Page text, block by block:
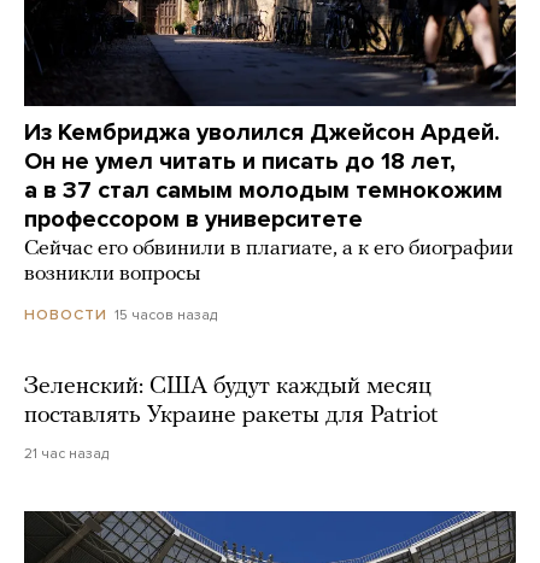
Из Кембриджа уволился Джейсон Ардей.
Он не умел читать и писать до 18 лет,
а в 37 стал самым молодым темнокожим
профессором в университете
Сейчас его обвинили в плагиате, а к его биографии
возникли вопросы
НОВОСТИ 15 часов назад
Зеленский: США будут каждый месяц
поставлять Украине ракеты для Patriot
21 час назад